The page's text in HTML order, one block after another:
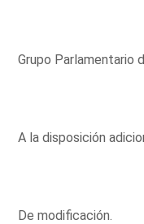
Grupo Parlamentario
A la disposición
De modificación.